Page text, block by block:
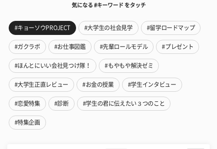
気になる #キーワード をタッチ
#キョーソウPROJECT #大学生の社会見学 #留学ロードマップ
#ガクラボ #お仕事図鑑 #先輩ロールモデル #プレゼント
#ほんとにいい会社見つけ隊！ #もやもや解決ゼミ
#大学生正直レビュー #お金の授業 #学生インタビュー
#恋愛特集 #診断 #学生の君に伝えたい３つのこと
#特集企画